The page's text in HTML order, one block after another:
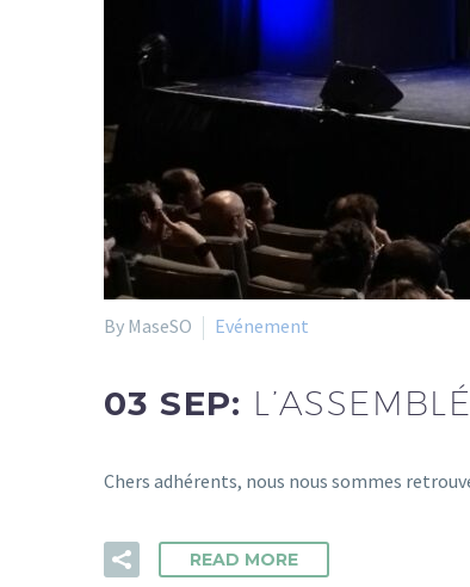
By MaseSO Evénement
03 SEP:
Chers adhérents, nous nous sommes
READ MORE